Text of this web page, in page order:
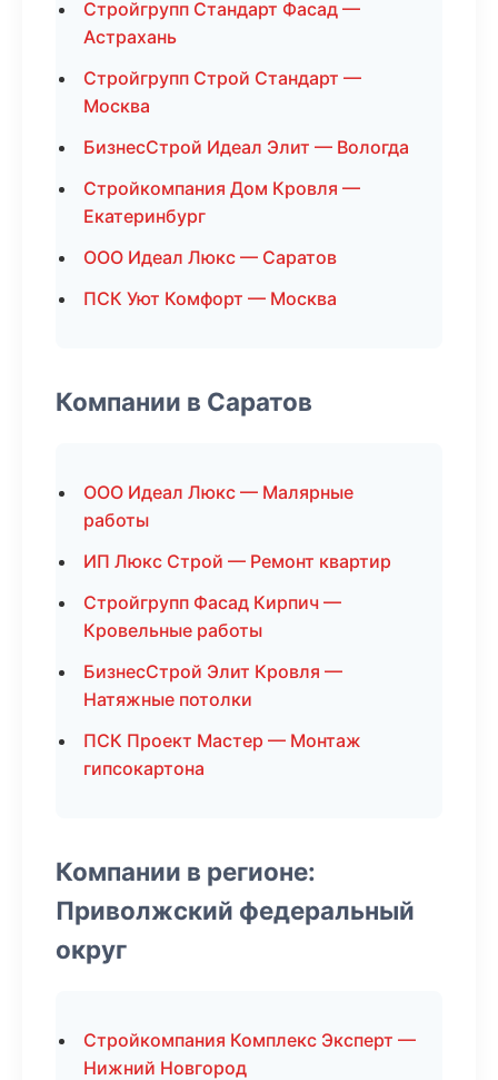
Стройгрупп Стандарт Фасад —
Астрахань
Стройгрупп Строй Стандарт —
Москва
БизнесСтрой Идеал Элит — Вологда
Стройкомпания Дом Кровля —
Екатеринбург
ООО Идеал Люкс — Саратов
ПСК Уют Комфорт — Москва
Компании в Саратов
ООО Идеал Люкс — Малярные
работы
ИП Люкс Строй — Ремонт квартир
Стройгрупп Фасад Кирпич —
Кровельные работы
БизнесСтрой Элит Кровля —
Натяжные потолки
ПСК Проект Мастер — Монтаж
гипсокартона
Компании в регионе:
Приволжский федеральный
округ
Стройкомпания Комплекс Эксперт —
Нижний Новгород